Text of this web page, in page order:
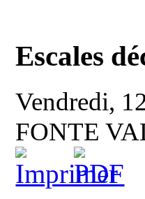
Escales
Vendredi,
FONTE